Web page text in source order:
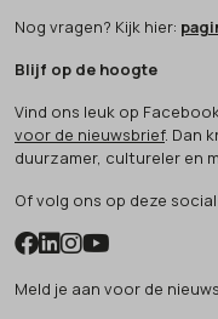
Nog vragen? Kijk hier:
Blijf op de hoogte
Vind ons leuk op
voor de nieuwsbrief. Dan
duurzamer, cultureler en
Of volg ons op deze
Meld je aan voor de